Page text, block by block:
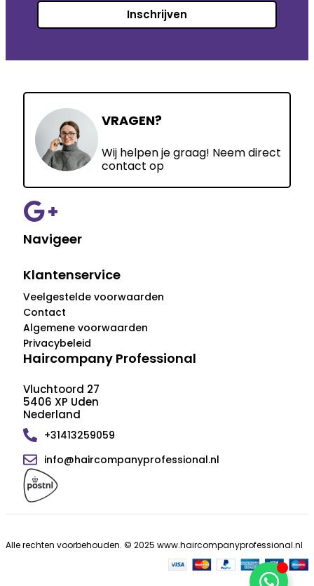
Inschrijven
VRAGEN?
Wij helpen je graag! Neem direct
contact op
Navigeer
Klantenservice
Veelgestelde voorwaarden
Contact
Algemene voorwaarden
Privacybeleid
Haircompany Professional
Vluchtoord 27
5406 XP Uden
Nederland
+31413259059
info@haircompanyprofessional.nl
Alle rechten voorbehouden. © 2025 www.haircompanyprofessional.nl